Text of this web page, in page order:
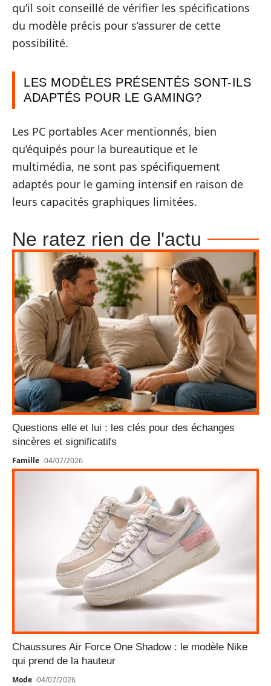
qu’il soit conseillé de vérifier les spécifications
du modèle précis pour s’assurer de cette
possibilité.
LES MODÈLES PRÉSENTÉS SONT-ILS
ADAPTÉS POUR LE GAMING?
Les PC portables Acer mentionnés, bien
qu’équipés pour la bureautique et le
multimédia, ne sont pas spécifiquement
adaptés pour le gaming intensif en raison de
leurs capacités graphiques limitées.
Ne ratez rien de l'actu
Questions elle et lui : les clés pour des échanges
sincères et significatifs
Famille 04/07/2026
Chaussures Air Force One Shadow : le modèle Nike
qui prend de la hauteur
Mode 04/07/2026